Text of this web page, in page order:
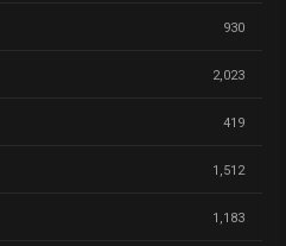
930
2,023
419
1,512
1,183